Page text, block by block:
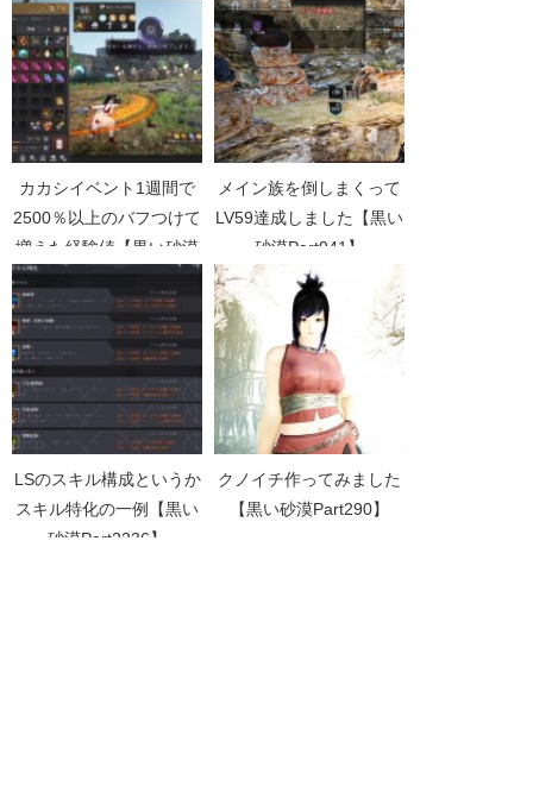
カカシイベント1週間で
2500％以上のバフつけて
増えた経験値【黒い砂漠
Part4902】
メイン族を倒しまくって
LV59達成しました【黒い
砂漠Part941】
LSのスキル構成というか
スキル特化の一例【黒い
砂漠Part2236】
クノイチ作ってみました
【黒い砂漠Part290】